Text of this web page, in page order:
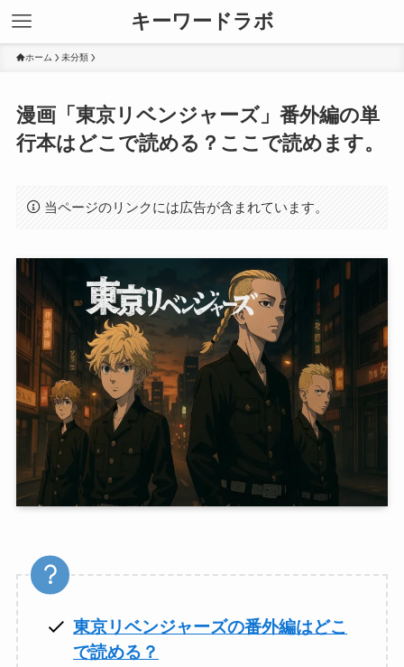
キーワードラボ
ホーム 未分類
漫画「東京リベンジャーズ」番外編の単
行本はどこで読める？ここで読めます。
当ページのリンクには広告が含まれています。
東京リベンジャーズの番外編はどこ
で読める？